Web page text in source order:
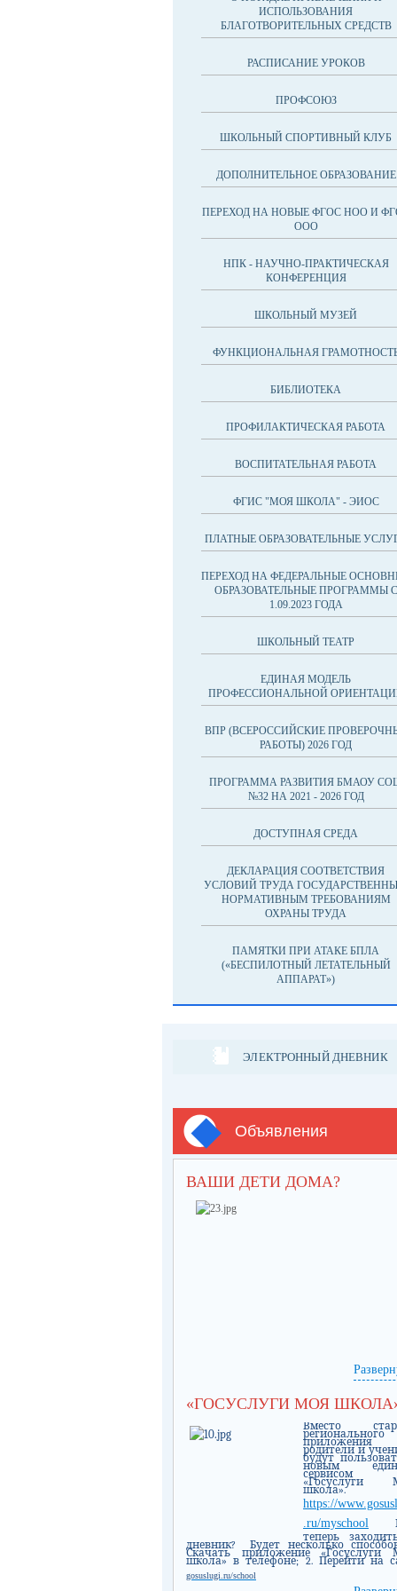
ИСПОЛЬЗОВАНИЯ
БЛАГОТВОРИТЕЛЬНЫХ СРЕДСТВ
РАСПИСАНИЕ УРОКОВ
ПРОФСОЮЗ
ШКОЛЬНЫЙ СПОРТИВНЫЙ КЛУБ
ДОПОЛНИТЕЛЬНОЕ ОБРАЗОВАНИЕ
ПЕРЕХОД НА НОВЫЕ ФГОС НОО И
ООО
НПК - НАУЧНО-ПРАКТИЧЕСКАЯ
КОНФЕРЕНЦИЯ
ШКОЛЬНЫЙ МУЗЕЙ
ФУНКЦИОНАЛЬНАЯ
БИБЛИОТЕКА
ПРОФИЛАКТИЧЕСКАЯ РАБОТА
ВОСПИТАТЕЛЬНАЯ РАБОТА
ФГИС "МОЯ ШКОЛА" - ЭИОС
ПЛАТНЫЕ ОБРАЗОВАТЕЛЬНЫЕ
ПЕРЕХОД НА ФЕДЕРАЛЬНЫЕ
ОБРАЗОВАТЕЛЬНЫЕ ПРОГРАММЫ С
1.09.2023 ГОДА
ШКОЛЬНЫЙ ТЕАТР
ЕДИНАЯ МОДЕЛЬ
ПРОФЕССИОНАЛЬНОЙ
ВПР (ВСЕРОССИЙСКИЕ
РАБОТЫ) 2026 ГОД
ПРОГРАММА РАЗВИТИЯ БМАОУ
№32 НА 2021 - 2026 ГОД
ДОСТУПНАЯ СРЕДА
ДЕКЛАРАЦИЯ СООТВЕТСТВИЯ
УСЛОВИЙ ТРУДА
НОРМАТИВНЫМ ТРЕБОВАНИЯМ
ОХРАНЫ ТРУДА
ПАМЯТКИ ПРИ АТАКЕ БПЛА
(«БЕСПИЛОТНЫЙ ЛЕТАТЕЛЬНЫЙ
АППАРАТ»)
ЭЛЕКТРОННЫЙ ДНЕВНИК
Объявления
ВАШИ ДЕТИ ДОМА?
«ГОСУСЛУГИ МОЯ
Вместо
регионального
приложения
родители и
будут
новым
сервисом
«Госуслуги
школа».
https://
.ru/myschool
теперь
дневник? Будет несколько
Скачать приложение «Госуслуги
школа» в телефоне; 2. Перейти на
gosuslugi.ru/school